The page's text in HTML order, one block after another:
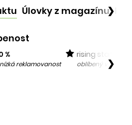
Úlovky z magazínu❯
%
nízká reklamovanost
rising star
oblíbený v❯